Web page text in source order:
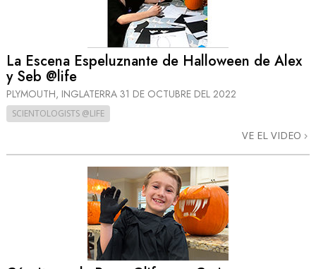
La Escena Espeluznante de Halloween de Alex
y Seb @life
PLYMOUTH, INGLATERRA 31 DE OCTUBRE DEL 2022
SCIENTOLOGISTS @LIFE
VE EL VIDEO